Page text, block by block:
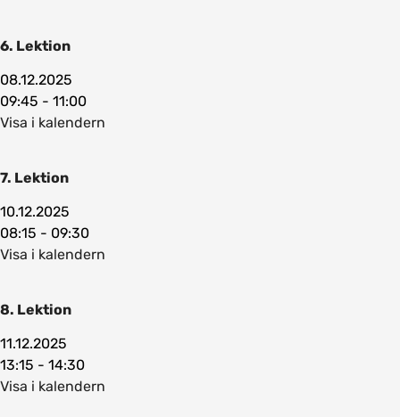
6. Lektion
08.12.2025
09:45 - 11:00
Visa i kalendern
7. Lektion
10.12.2025
08:15 - 09:30
Visa i kalendern
8. Lektion
11.12.2025
13:15 - 14:30
Visa i kalendern